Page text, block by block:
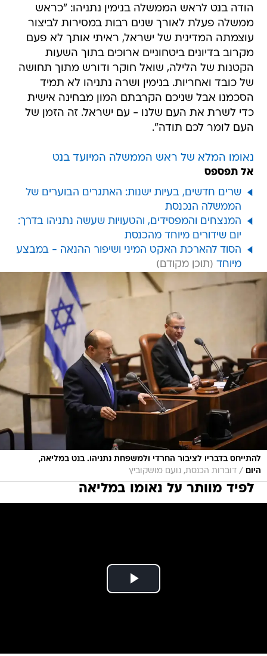
הודה בנט לראש הממשלה בנימין נתניהו: "כראש
ממשלה פעלת לאורך שנים רבות במסירות לביצור
עוצמתה המדינית של ישראל, ראיתי אותך לא פעם
מקרוב בדיונים ביטחוניים ארוכים בתוך השעות
הקטנות של הלילה, שואל חוקר ודורש מתוך תחושה
של כובד ואחריות. בנימין ושרה נתניהו לא תמיד
הסכמנו אבל שניכם הקרבתם המון מבחינה אישית
כדי לשרת את העם שלנו - עם ישראל. זה הזמן של
העם לומר לכם תודה".
נאומו המלא של ראש הממשלה המיועד בנט
אל תפספס
שרים חדשים, בעיות ישנות: האתגרים הבוערים של
הממשלה הנכנסת
המנצחים והמפסידים, והטעויות שעשה נתניהו בדרך:
יום שידורים מיוחד מהכנסת
הסוד להארכת האקט המיני ושיפור ההנאה - במבצע
מיוחד
להתייחס בדבריו לציבור החרדי ולמשפחת נתניהו. בנט במליאה,
היום
/ דוברות הכנסת, נועם מושקוביץ
לפיד מוותר על נאומו במליאה